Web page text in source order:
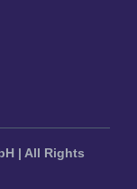
| All Rights